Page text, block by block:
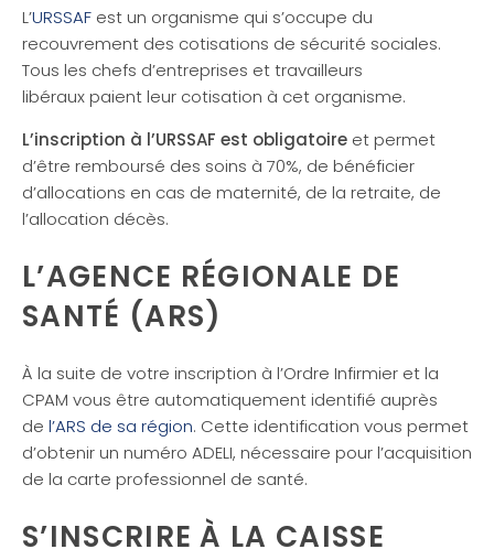
L’URSSAF est un organisme qui s’occupe du
recouvrement des cotisations de sécurité sociales.
Tous les chefs d’entreprises et travailleurs
libéraux paient leur cotisation à cet organisme.
L’inscription à l’URSSAF est obligatoire et permet
d’être remboursé des soins à 70%, de bénéficier
d’allocations en cas de maternité, de la retraite, de
l’allocation décès.
L’AGENCE RÉGIONALE DE
SANTÉ (ARS)
À la suite de votre inscription à l’Ordre Infirmier et la
CPAM vous être automatiquement identifié auprès
de l’ARS de sa région. Cette identification vous permet
d’obtenir un numéro ADELI, nécessaire pour l’acquisition
de la carte professionnel de santé.
S’INSCRIRE À LA CAISSE